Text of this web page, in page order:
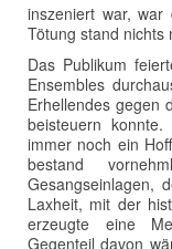
inszeniert war,
Tötung stand nichts
Das Publikum
Ensembles
Erhellendes gegen
beisteuern
immer noch ein
bestand
Gesangseinlagen,
Laxheit, mit der
erzeugte eine
Gegenteil davon